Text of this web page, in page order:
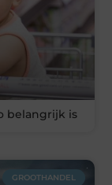
belangrijk is
GROOTHANDEL